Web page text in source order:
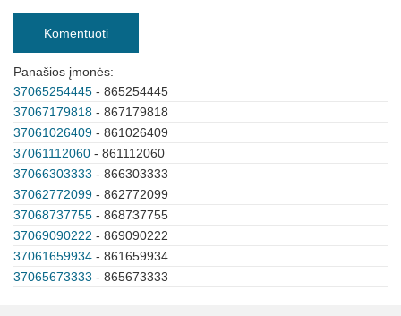
Komentuoti
Panašios įmonės:
37065254445 - 865254445
37067179818 - 867179818
37061026409 - 861026409
37061112060 - 861112060
37066303333 - 866303333
37062772099 - 862772099
37068737755 - 868737755
37069090222 - 869090222
37061659934 - 861659934
37065673333 - 865673333